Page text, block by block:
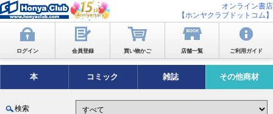
オンライン書店
【ホンヤクラブドットコム】
ログイン 会員登録 買い物かご 店舗一覧 ご利用ガイド
本 コミック 雑誌 その他商材
検索